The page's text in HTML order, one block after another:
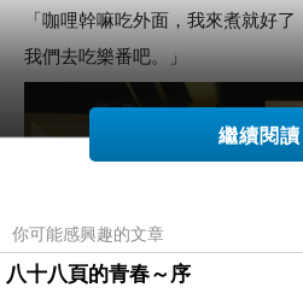
「咖哩幹嘛吃外面，我來煮就好了
我們去吃樂番吧。」
繼續閱讀
你可能感興趣的文章
八十八頁的青春～序